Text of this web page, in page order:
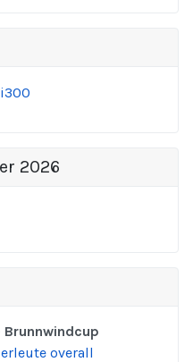
2026
overall